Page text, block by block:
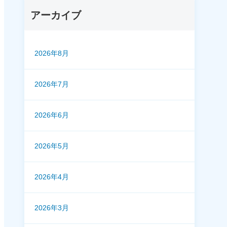
アーカイブ
2026年8月
2026年7月
2026年6月
2026年5月
2026年4月
2026年3月